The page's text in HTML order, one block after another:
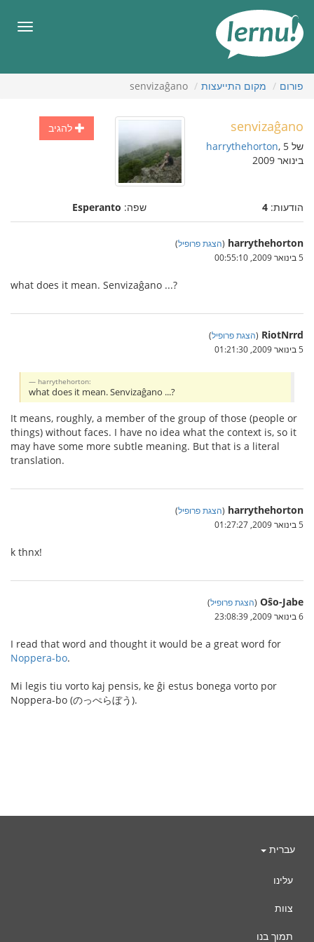
העניינים
פורום מקום התייעצות senvizaĝano
להגיב senvizaĝano
של harrythehorton, 5
בינואר 2009
הודעות: 4 שפה: Esperanto
harrythehorton
(הצגת פרופיל)
5 בינואר 2009, 00:55:10
what does it mean. Senvizaĝano ...?
RiotNrrd
(הצגת פרופיל)
5 בינואר 2009, 01:21:30
harrythehorton:
what does it mean. Senvizaĝano ...?
It means, roughly, a member of the group of those (people or
things) without faces. I have no idea what the context is, so it
may have some more subtle meaning. But that is a literal
translation.
harrythehorton
(הצגת פרופיל)
5 בינואר 2009, 01:27:27
k thnx!
Oŝo-Jabe
(הצגת פרופיל)
6 בינואר 2009, 23:08:39
I read that word and thought it would be a great word for
Noppera-bo.
Mi legis tiu vorto kaj pensis, ke ĝi estus bonega vorto por
Noppera-bo (のっぺらぼう).
עברית
עלינו
צוות
תמוך בנו